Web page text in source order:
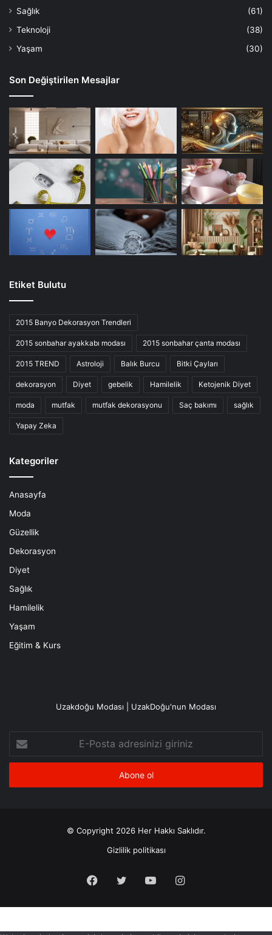
Sağlık
(61)
Teknoloji
(38)
Yaşam
(30)
Son Değiştirilen Mesajlar
Etiket Bulutu
2015 Banyo Dekorasyon Trendleri
2015 sonbahar ayakkabı modası 2015 sonbahar çanta modası
2015 TREND Astroloji Balık Burcu Bitki Çayları
dekorasyon Diyet gebelik Hamilelik Ketojenik Diyet
moda mutfak mutfak dekorasyonu Saç bakımı sağlık
Yapay Zeka
Kategoriler
Anasayfa
Moda
Güzellik
Dekorasyon
Diyet
Sağlık
Hamilelik
Yaşam
Eğitim & Kurs
Uzakdoğu Modası | UzakDoğu'nun Modası
Posta
adresinizi
© Copyright 2026 Her Hakkı Saklıdır.
Gizlilik politikası
Facebook
X YouTubeInstagram